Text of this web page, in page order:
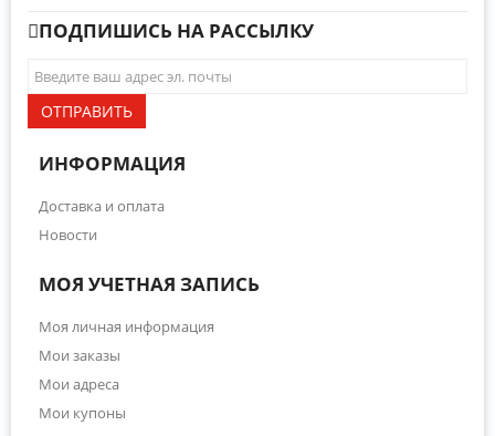
ПОДПИШИСЬ НА РАССЫЛКУ
ОТПРАВИТЬ
ИНФОРМАЦИЯ
Доставка и оплата
Новости
МОЯ УЧЕТНАЯ ЗАПИСЬ
Моя личная информация
Мои заказы
Мои адреса
Мои купоны